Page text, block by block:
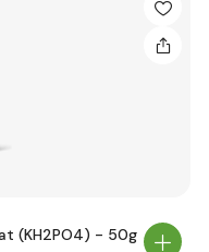
(KH2PO4) - 50g